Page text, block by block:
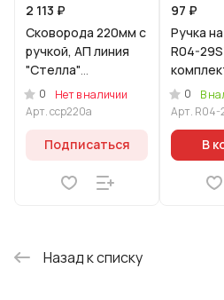
2 113 ₽
Сковорода 220мм с
ручкой, АП линия
"Стелла"
(ристретто)
0
Нет в наличии
Арт.сср220а
Подписаться
97 ₽
Ручка
R04-
винтом
0
В
Арт. R04-
В
Назад к списку